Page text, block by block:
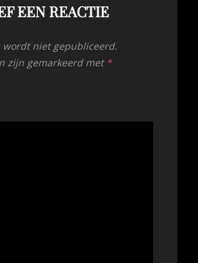
EEN REACTIE
wordt niet gepubliceerd.
zijn gemarkeerd met *